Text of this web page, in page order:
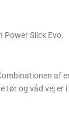
Power Slick Evo.
tør og våd vej er